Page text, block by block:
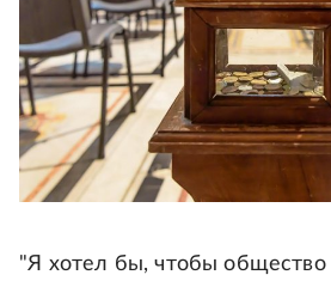
"Я хотел бы, чтобы